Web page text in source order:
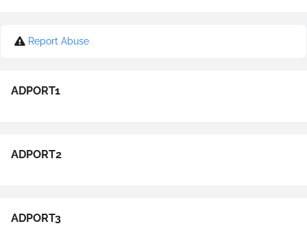
Report Abuse
ADPORT1
ADPORT2
ADPORT3